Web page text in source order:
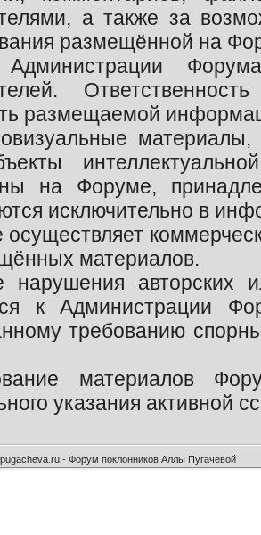
а также за
размещённой на
размещаемой
на Форуме,
исключительно в
материалов.
нарушения авторских
к Администрации
требованию
материалов
указания активной
- Форум поклонников Аллы Пугачевой